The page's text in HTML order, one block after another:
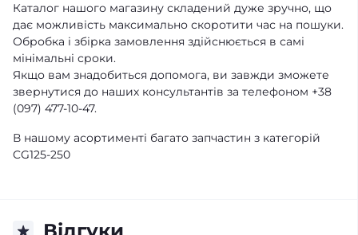
Каталог нашого магазину складений дуже зручно, що
дає можливість максимально скоротити час на пошуки.
Обробка і збірка замовлення здійснюється в самі
мінімальні сроки.
Якщо вам знадобиться допомога, ви завжди зможете
звернутися до наших консультантів за телефоном +38
(097) 477-10-47.
В нашому асортименті багато запчастин з категорій
CG125-250